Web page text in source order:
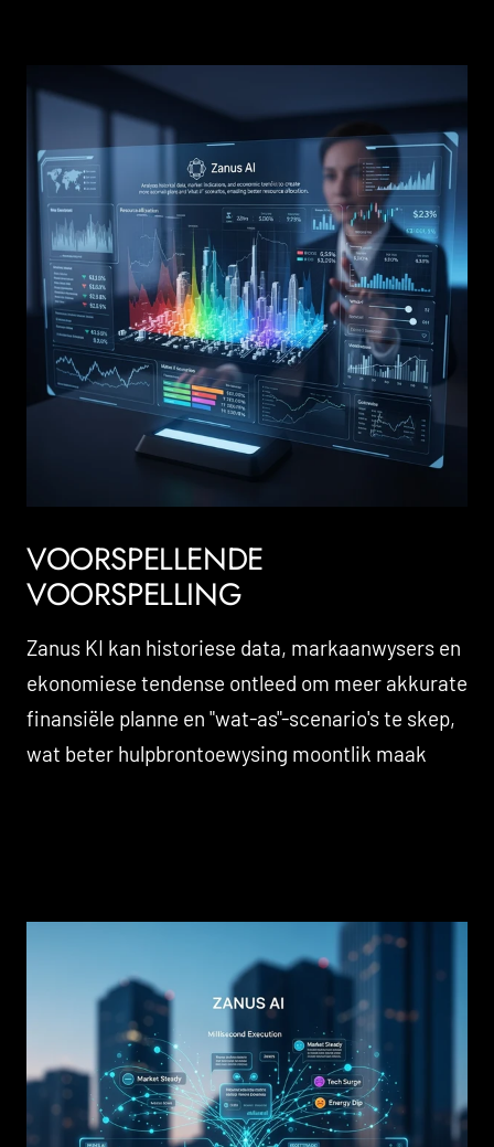
VOORSPELLENDE
VOORSPELLING
Zanus KI kan historiese data, markaanwysers en
ekonomiese tendense ontleed om meer akkurate
finansiële planne en "wat-as"-scenario's te skep,
wat beter hulpbrontoewysing moontlik maak